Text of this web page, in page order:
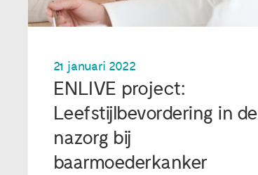
21 januari 2022
ENLIVE project:
Leefstijlbevordering in de
nazorg bij
baarmoederkanker